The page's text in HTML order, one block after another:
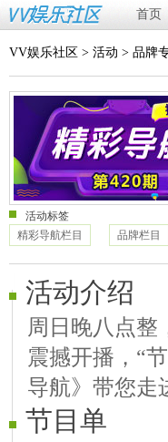
首页
VV娱乐社区 > 活动 > 品牌
活动标签
精彩导航栏目
品牌栏目
活动介绍
周日晚八点整
震撼开播，“
导航》带您走
节目单